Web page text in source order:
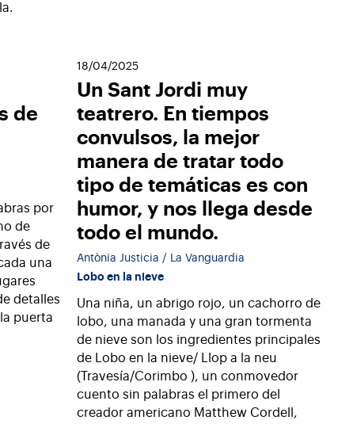
de
por
de
de
una
detalles
puerta
18/04/2025
Un Sant Jordi muy
teatrero. En tiempos
convulsos, la mejor
manera de tratar todo
tipo de temáticas es con
humor, y nos llega desde
todo el mundo.
Antònia Justicia / La Vanguardia
Lobo en la nieve
Una niña, un abrigo rojo, un cachorro de
lobo, una manada y una gran tormenta
de nieve son los ingredientes principales
de Lobo en la nieve/ Llop a la neu
(Travesía/Corimbo ), un conmovedor
cuento sin palabras el primero del
creador americano Matthew Cordell,